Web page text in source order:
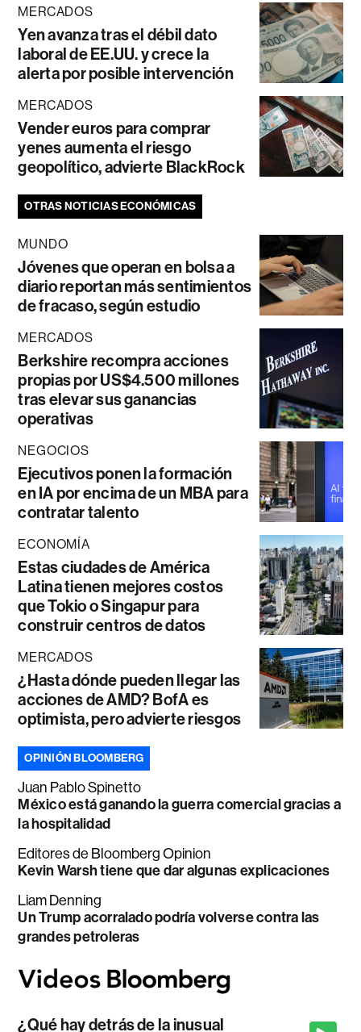
MERCADOS
Yen avanza tras el débil dato
laboral de EE.UU. y crece la
alerta por posible intervención
MERCADOS
Vender euros para comprar
yenes aumenta el riesgo
geopolítico, advierte BlackRock
OTRAS NOTICIAS ECONÓMICAS
MUNDO
Jóvenes que operan en bolsa a
diario reportan más sentimientos
de fracaso, según estudio
MERCADOS
Berkshire recompra acciones
propias por US$4.500 millones
tras elevar sus ganancias
operativas
NEGOCIOS
Ejecutivos ponen la formación
en IA por encima de un MBA para
contratar talento
ECONOMÍA
Estas ciudades de América
Latina tienen mejores costos
que Tokio o Singapur para
construir centros de datos
MERCADOS
¿Hasta dónde pueden llegar las
acciones de AMD? BofA es
optimista, pero advierte riesgos
OPINIÓN BLOOMBERG
Juan Pablo Spinetto
México está ganando la guerra comercial gracias a
la hospitalidad
Editores de Bloomberg Opinion
Kevin Warsh tiene que dar algunas explicaciones
Liam Denning
Un Trump acorralado podría volverse contra las
grandes petroleras
¿Qué hay detrás de la inusual